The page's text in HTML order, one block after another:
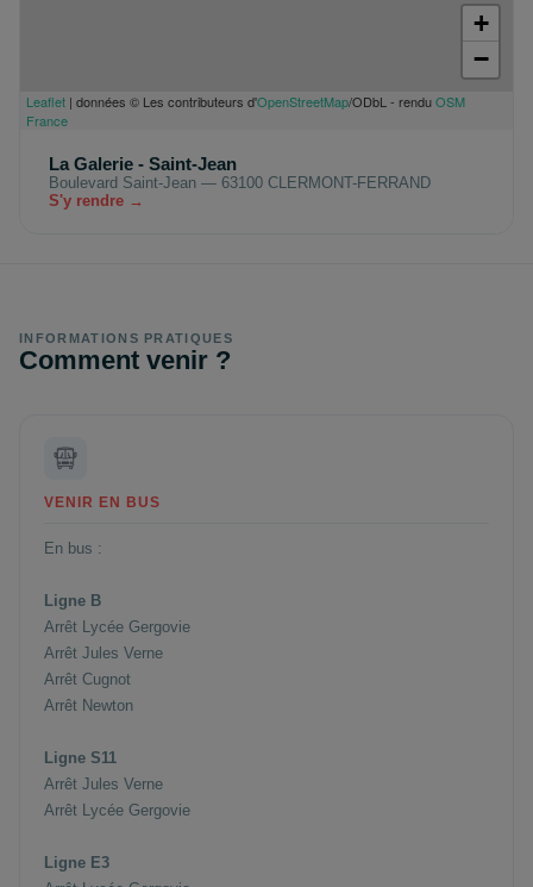
+
−
Leaflet | données © Les contributeurs d'OpenStreetMap/ODbL - renduOSM
France
La Galerie - Saint-Jean
Boulevard Saint-Jean — 63100 CLERMONT-FERRAND
S'y rendre →
INFORMATIONS PRATIQUES
Comment venir ?
VENIR EN BUS
En bus :
Ligne B
Arrêt Lycée Gergovie
Arrêt Jules Verne
Arrêt Cugnot
Arrêt Newton
Ligne S11
Arrêt Jules Verne
Arrêt Lycée Gergovie
Ligne E3